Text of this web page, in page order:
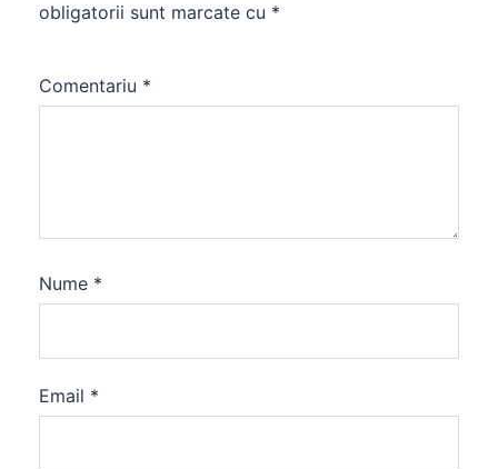
obligatorii sunt marcate cu *
Comentariu *
Nume *
Email *